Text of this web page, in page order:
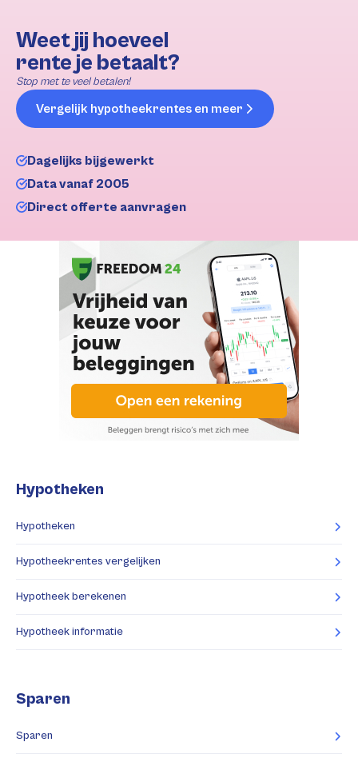
Weet jij hoeveel
rente je betaalt?
Stop met te veel betalen!
Vergelijk hypotheekrentes en meer
Dagelijks bijgewerkt
Data vanaf 2005
Direct offerte aanvragen
Hypotheken
Hypotheken
Hypotheekrentes vergelijken
Hypotheek berekenen
Hypotheek informatie
Sparen
Sparen